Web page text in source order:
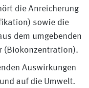
die Anreicherung
sowie die
dem umgebenden
(Biokonzentration).
Auswirkungen
auf die Umwelt.